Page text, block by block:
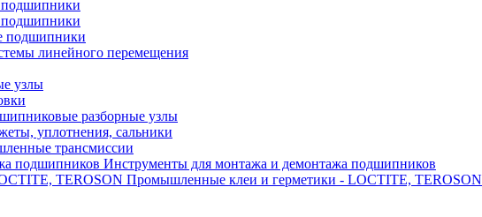
подшипники
подшипники
линейного перемещения
узлы
разборные узлы
уплотнения, сальники
трансмиссии
Инструменты для монтажа и демонтажа подшипников
Промышленные клеи и герметики - LOCTITE, TEROSON